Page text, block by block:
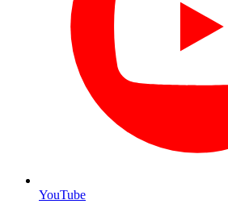
YouTube